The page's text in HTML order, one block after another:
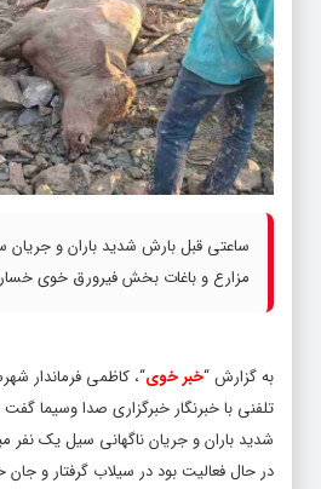
ساعتی قبل بارش شدید باران و جریان
مزارع و باغات بخش فیرورق خوی
به گزارش “خبر خوی“، کاظمی فرماندار
تلفنی با خبرنگار خبرگزاری صدا وسیما گفت
شدید باران و جریان ناگهانی سیل یک نفر
در حال فعالیت بود در سیلاب گرفتار و